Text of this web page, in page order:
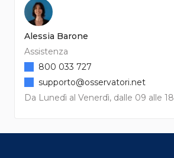
Alessia Barone
Assistenza
Da Lunedì al Venerdì, dalle 09 alle 18
800 033 727
supporto@osservatori.net